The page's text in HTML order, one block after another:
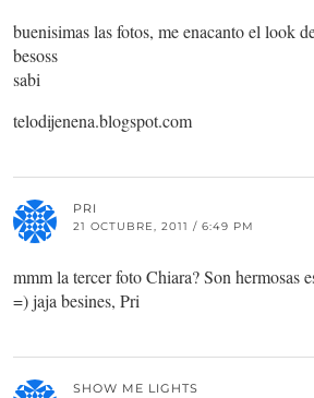
buenisimas las fotos, me enacanto el look
besoss
sabi
telodijenena.blogspot.com
PRI
21 OCTUBRE, 2011 / 6:49 PM
mmm la tercer foto Chiara? Son hermosas
=) jaja besines, Pri
SHOW ME LIGHTS